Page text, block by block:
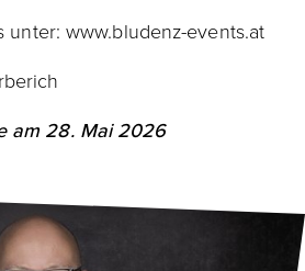
unter: www.bludenz-events.at
am 28. Mai 2026